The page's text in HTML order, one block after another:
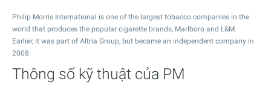
Philip Morris International is one of the largest tobacco companies in the
world that produces the popular cigarette brands, Marlboro and L&M.
Earlier, it was part of Altria Group, but became an independent company in
2008.
Thông số kỹ thuật của PM